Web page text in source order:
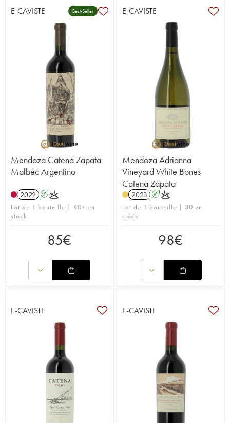
cette famille aux origines italiennes a œuvré pour
redorer le blason de ce pays. Chaque génération
a apporté sa pierre à l'édifice, en remettant le
malbec au goût du jour, en faisant évoluer les
méthodes de vinification, en se concentrant sur
certains sols et terroirs d'altitude… Aujourd'hui,
c'est Laura Catena qui tient les rênes de ce joyau
considéré comme l’un des domaines familiaux
argentins les plus reconnus du monde.
Le père de Laura Catena reprend l’affaire familiale
à la suite de son père Domingo, dans les années
1960, alors que ses aïeux vinifiaient encore les
vins selon les anciennes traditions italiennes ; la
famille ayant fui la famine qui ravageait la Grande
Botte au début du XXème siècle. Chacun d’entre
eux apportera sa pierre à l’édifice pour que la
Bodega Catena Zapata soit aujourd’hui considérée
comme l’un des domaines familiaux argentins les
plus reconnus du monde.
Laura Catena, que nous avons interrogée en
direct, précise : « mon arrière-grand-père pensait
pour faire du vin, mais que ses vignerons ne
pourraient jamais concurrencer les français aux
place sur les tables françaises. » Il n’a pas eu tort,
puisque Jancis Robinson dit de lui : « On attribue à
juste titre à Nicolás Catena Zapata d’avoir mis les
vins argentins sur la carte du monde, en se
concentrant uniquement pour qu’ils gagnent sans
cesse en qualité. C’est génial de savoir qu’il a été
à l’origine d’une véritable dynastie de vignerons ».
Etude poussée des sols, cultures parcellaires et en
haute altitude, techniques de vinification sans
cesse remises en question et améliorées, voici les
clés de succès de cette exploitation aujourd’hui
E-CAVISTE Best-Seller
Mendoza Catena Zapata
Malbec Argentino
2022 AK
Lot de 1 bouteille | 60+ en
stock
85€
E-CAVISTE
Mendoza Adrianna
Vineyard White Bones
Catena Zapata
2023 AK
Lot de 1 bouteille | 30 en
stock
98€
E-CAVISTE E-CAVISTE